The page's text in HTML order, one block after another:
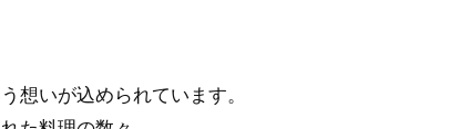
想いが込められています。